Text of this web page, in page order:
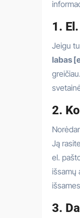
1.
Jeigu
labas
2.
Ją
el.
išsamų
3.